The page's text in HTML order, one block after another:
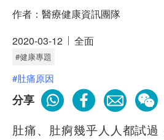
作者： 醫療健康資訊團隊
2020-03-12
全面
#健康專題
#肚痛原因
分享
肚痛、肚痾幾乎人人都試過